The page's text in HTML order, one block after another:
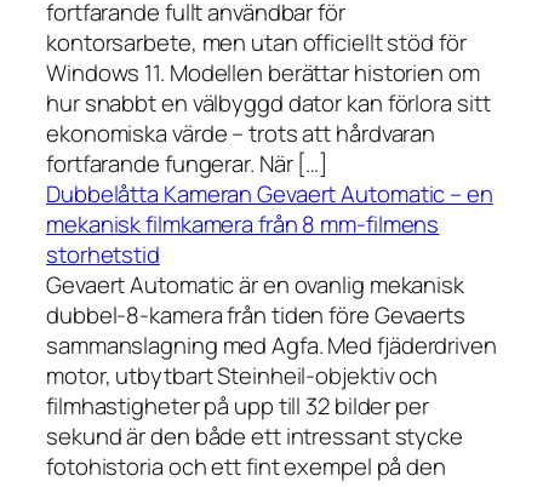
fortfarande fullt användbar för
kontorsarbete, men utan officiellt stöd för
Windows 11. Modellen berättar historien om
hur snabbt en välbyggd dator kan förlora sitt
ekonomiska värde – trots att hårdvaran
fortfarande fungerar. När […]
Dubbelåtta Kameran Gevaert Automatic – en
mekanisk filmkamera från 8 mm-filmens
storhetstid
Gevaert Automatic är en ovanlig mekanisk
dubbel-8-kamera från tiden före Gevaerts
sammanslagning med Agfa. Med fjäderdriven
motor, utbytbart Steinheil-objektiv och
filmhastigheter på upp till 32 bilder per
sekund är den både ett intressant stycke
fotohistoria och ett fint exempel på den